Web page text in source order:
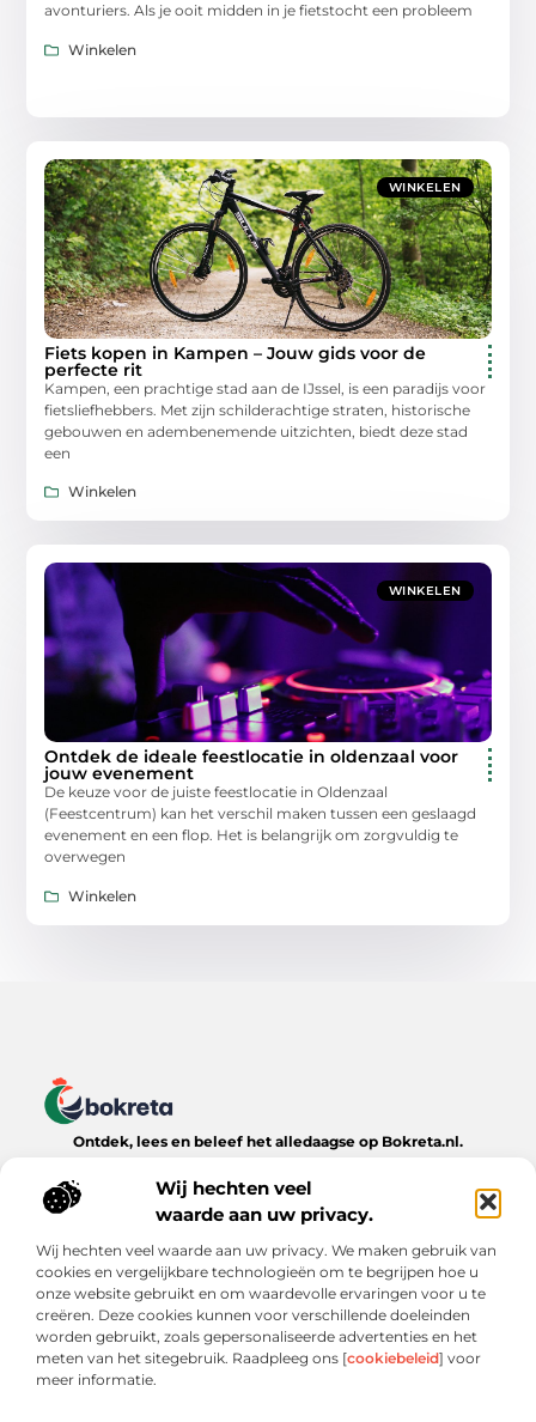
Wij hechten veel
waarde aan uw privacy.
Wij hechten veel waarde aan uw privacy. We maken gebruik van
cookies en vergelijkbare technologieën om te begrijpen hoe u
onze website gebruikt en om waardevolle ervaringen voor u te
creëren. Deze cookies kunnen voor verschillende doeleinden
worden gebruikt, zoals gepersonaliseerde advertenties en het
meten van het sitegebruik. Raadpleeg ons [cookiebeleid] voor
meer informatie.
avonturiers. Als je ooit midden in je fietstocht een probleem
Winkelen
WINKELEN
Fiets kopen in Kampen – Jouw gids voor de
perfecte rit
Kampen, een prachtige stad aan de IJssel, is een paradijs voor
fietsliefhebbers. Met zijn schilderachtige straten, historische
gebouwen en adembenemende uitzichten, biedt deze stad
een
Winkelen
WINKELEN
Ontdek de ideale feestlocatie in oldenzaal voor
jouw evenement
De keuze voor de juiste feestlocatie in Oldenzaal
(Feestcentrum) kan het verschil maken tussen een geslaagd
evenement en een flop. Het is belangrijk om zorgvuldig te
overwegen
Winkelen
Ontdek, lees en beleef het alledaagse op Bokreta.nl.
boeiende verhalen over het dagelijks leven.
Onze informatie